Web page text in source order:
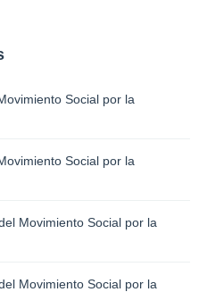
Social por la
Social por la
Movimiento Social por la
Movimiento Social por la